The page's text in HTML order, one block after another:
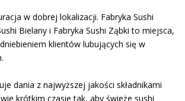
w dobrej lokalizacji. Fabryka Sushi
Bielany i Fabryka Sushi Ząbki to miejsca,
klientów lubujących się w
dania z najwyższej jakości składnikami
krótkim czasie tak, aby świeże sushi